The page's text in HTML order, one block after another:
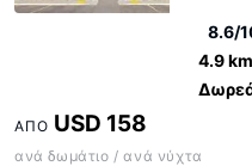
8.6/
4.9 km
ΑΠΌ USD 158
ανά δωμάτιο / ανά νύχτα